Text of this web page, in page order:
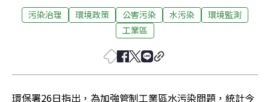
污染治理 環境政策 公害污染 水污染
環境監測
工業區
環保署26日指出，為加強管制工業區水污染問題，統計今